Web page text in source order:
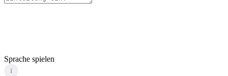
Sprache spielen
i